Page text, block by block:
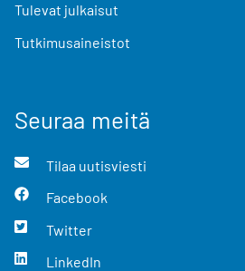
Tulevat julkaisut
Tutkimusaineistot
Seuraa meitä
Tilaa uutisviesti
Facebook
Twitter
LinkedIn